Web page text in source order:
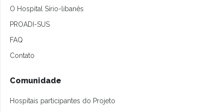
O Hospital Sírio-libanês
PROADI-SUS
FAQ
Contato
Comunidade
Hospitais participantes do Projeto